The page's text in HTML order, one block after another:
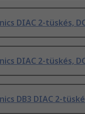
DIAC 2-tüskés,
DIAC 2-tüskés,
DB3 DIAC 2-